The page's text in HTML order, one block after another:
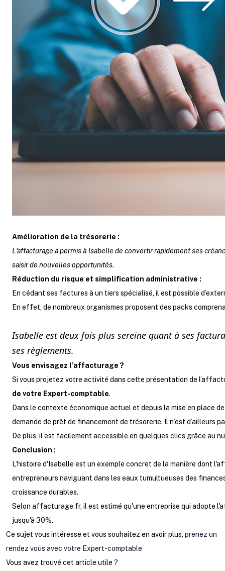
Amélioration de la trésorerie :
L'affacturage a permis à Isabelle de convertir rapidement ses
saisir de nouvelles opportunités.
Réduction du risque et simplification administrative :
En cédant ses factures à un tiers spécialisé, il est possible
En effet, de nombreux organismes proposent des packs
Isabelle est deux fois plus sereine quant à ses
ses règlements.
Vous envisagez l’affacturage ?
Si vous projetez votre activité dans cette présentation de
de votre Expert-comptable.
Dans le contexte économique actuel et depuis la mise en place
demande de prêt de financement de trésorerie. Il n’est d’ailleurs
De plus, il est facilement accessible en quelques clics grâce au
Conclusion :
L'histoire d'Isabelle est un exemple concret de la manière dont
entrepreneurs naviguant dans les eaux tumultueuses des
croissance durables.
Selon affacturage.fr, il est estimé qu'une entreprise qui adopte
jusqu'à 30%.
Ce sujet vous intéresse et vous souhaitez en avoir plus, prenez un
rendez vous avec votre Expert-comptable
Vous avez trouvé cet article utile ?